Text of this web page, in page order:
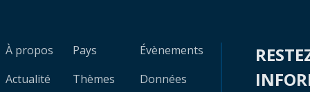
À propos
Actualité
Pays
Thèmes
Évènements
Données